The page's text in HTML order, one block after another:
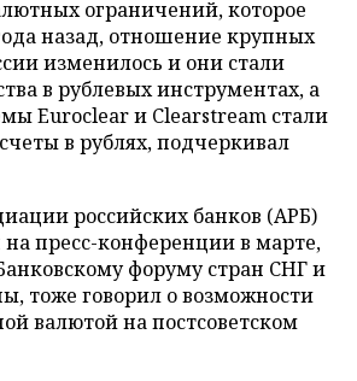
ограничений, которое
назад, отношение крупных
изменилось и они стали
в рублевых инструментах, а
Euroclear и Clearstream стали
в рублях, подчеркивал
российских банков (АРБ)
на пресс-конференции в марте,
форуму стран СНГ и
тоже говорил о возможности
валютой на постсоветском